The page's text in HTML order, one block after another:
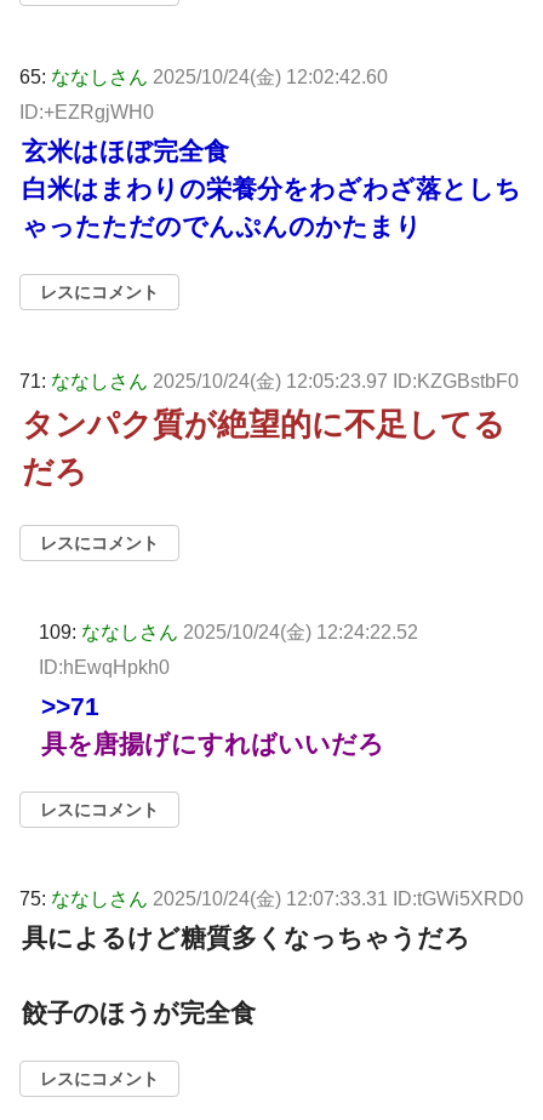
65: ななしさん 2025/10/24(金) 12:02:42.60
ID:+EZRgjWH0
玄米はほぼ完全食
白米はまわりの栄養分をわざわざ落としち
ゃったただのでんぷんのかたまり
レスにコメント
71: ななしさん 2025/10/24(金) 12:05:23.97 ID:KZGBstbF0
タンパク質が絶望的に不足してる
だろ
レスにコメント
109: ななしさん 2025/10/24(金) 12:24:22.52
ID:hEwqHpkh0
>>71
具を唐揚げにすればいいだろ
レスにコメント
75: ななしさん 2025/10/24(金) 12:07:33.31 ID:tGWi5XRD0
具によるけど糖質多くなっちゃうだろ
餃子のほうが完全食
レスにコメント